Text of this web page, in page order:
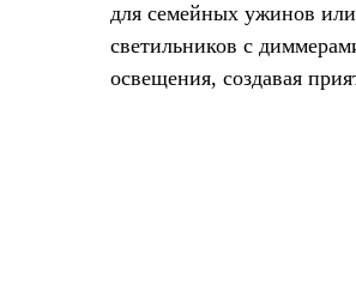
для семейных ужинов
светильников с
освещения, создавая